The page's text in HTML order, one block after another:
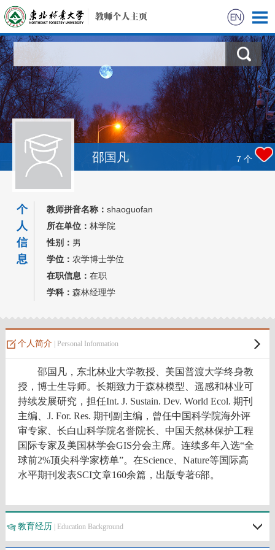
科学研究
教学研究
获奖信息
学生信息
我的相册
教师博客
邵国凡 7 个
个
人
信
息
教师拼音名称： shaoguofan
所在单位： 林学院
性别： 男
学位： 农学博士学位
在职信息： 在职
学科： 森林经理学
个人简介| Personal Information
邵国凡，东北林业大学教授、美国普渡大学终身教
授，博士生导师。 长期致力于森林模型、遥感和林业可
持续发展研究 ，担任Int. J. Sustain. Dev. World Ecol. 期刊
主编、 J. For. Res. 期刊 副主编，曾任中国科学院海外评
审专家、长白山科学院名誉院长、中国天然林保护工程
国际专家及美国林学会GIS分会主席。 连续多年入选“全
球前2%顶尖科学家榜单”。在Science、 Nature等国际高
水平期刊发表SCI文章160余篇， 出版专著6部。
教育经历 | Education Background